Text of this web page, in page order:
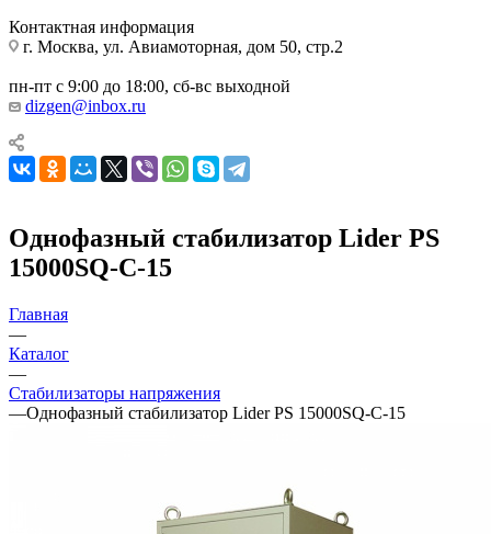
Контактная информация
г. Москва, ул. Авиамоторная, дом 50, стр.2
пн-пт с 9:00 до 18:00, сб-вс выходной
dizgen@inbox.ru
Однофазный стабилизатор Lider PS
15000SQ-C-15
Главная
—
Каталог
—
Стабилизаторы напряжения
—Однофазный стабилизатор Lider PS 15000SQ-C-15